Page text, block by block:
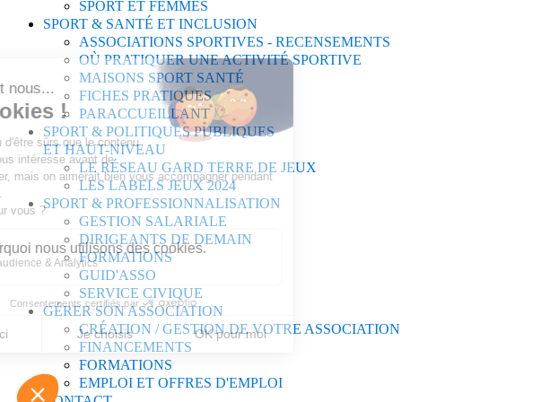
SPORT ET FEMMES
SPORT & SANTÉ ET INCLUSION
ASSOCIATIONS SPORTIVES - RECENSEMENTS
OÙ PRATIQUER UNE ACTIVITÉ SPORTIVE
MAISONS SPORT SANTÉ
FICHES PRATIQUES
PARACCUEILLANT
SPORT & POLITIQUES PUBLIQUES
ET HAUT-NIVEAU
LE RÉSEAU GARD TERRE DE JEUX
LES LABELS JEUX 2024
SPORT & PROFESSIONNALISATION
GESTION SALARIALE
DIRIGEANTS DE DEMAIN
FORMATIONS
GUID'ASSO
SERVICE CIVIQUE
GÉRER SON ASSOCIATION
CRÉATION / GESTION DE VOTRE ASSOCIATION
FINANCEMENTS
FORMATIONS
EMPLOI ET OFFRES D'EMPLOI